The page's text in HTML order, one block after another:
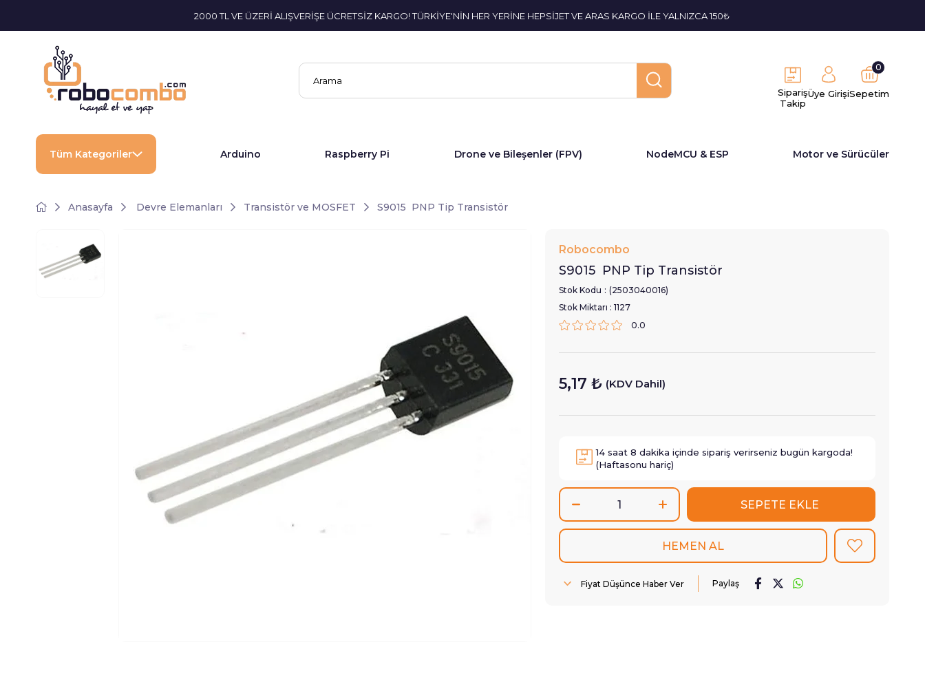
2000 TL VE ÜZERİ ALIŞVERİŞE ÜCRETSİZ KARGO! TÜRKİYE'NİN HER YERİNE HEPSİJET VE ARAS KARGO İLE YALNIZCA 150₺
Sipariş
Takip
Üye GirişiSepetim
0
Tüm Kategoriler Arduino Raspberry Pi Drone ve Bileşenler (FPV) NodeMCU & ESP Motor ve Sürücüler
Anasayfa Devre Elemanları Transistör ve MOSFET S9015 PNP Tip Transistör
Robocombo
S9015 PNP Tip Transistör
Stok Kodu
(2503040016)
Stok Miktarı : 1127
0.0
5,17 ₺ (KDV Dahil)
14 saat 8 dakika içinde sipariş verirseniz bugün kargoda!
(Haftasonu hariç)
Fiyat Düşünce Haber Ver Paylaş